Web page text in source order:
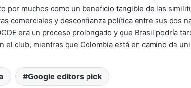
por muchos como un beneficio tangible de las
comerciales y desconfianza política entre sus dos
era un proceso prolongado y que Brasil podría
el club, mientras que Colombia está en camino de
Google editors pick